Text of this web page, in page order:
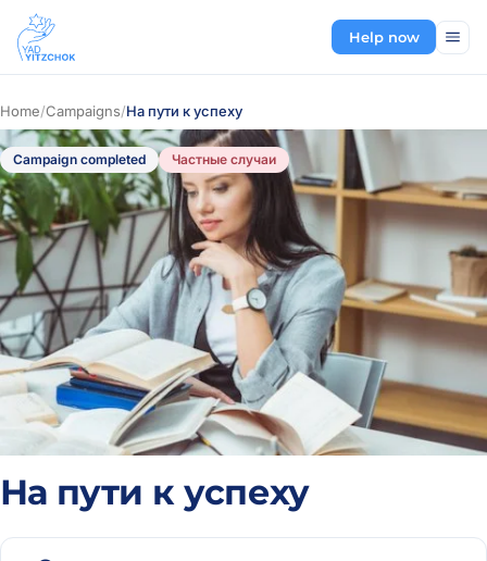
Help now
Home/Campaigns/На пути к успеху
На пути к успеху
Campaign completed Частные случаи